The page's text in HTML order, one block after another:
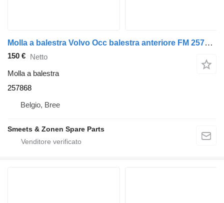
Molla a balestra Volvo Occ balestra anteriore FM 257868 per camion
150 € Netto
Molla a balestra
257868
Belgio, Bree
Smeets & Zonen Spare Parts